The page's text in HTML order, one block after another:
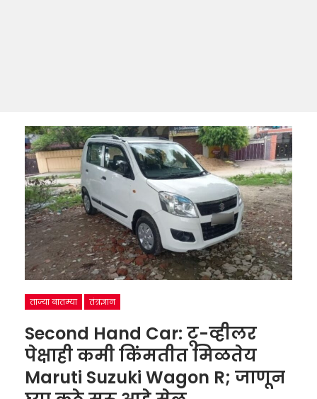
ताज्या बातम्या तंत्रज्ञान
Second Hand Car: टू-व्हीलर
पेक्षाही कमी किंमतीत मिळतेय
Maruti Suzuki Wagon R; जाणून